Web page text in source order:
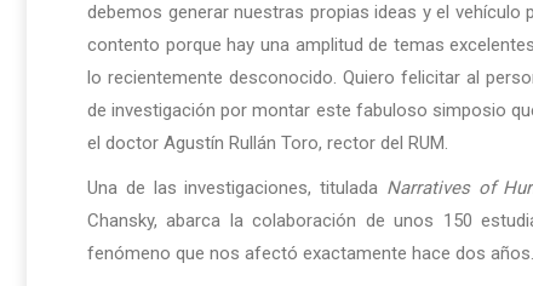
debemos generar nuestras propias ideas y el
contento porque hay una amplitud de temas
lo recientemente desconocido. Quiero felicitar al
de investigación por montar este fabuloso simposio
el doctor Agustín Rullán Toro, rector del RUM.
Una de las investigaciones, titulada Narratives of
Chansky, abarca la colaboración de unos 150
fenómeno que nos afectó exactamente hace dos años.